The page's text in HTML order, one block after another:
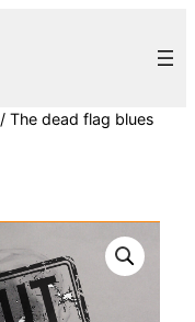
/ The dead flag blues